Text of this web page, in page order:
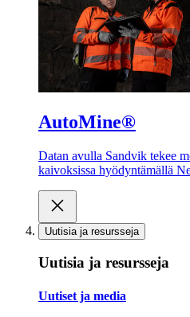
AutoMine®
Datan avulla Sandvik tekee
kaivoksissa hyödyntämällä
Uutisia ja resursseja
Uutisia ja resursseja
Uutiset ja media